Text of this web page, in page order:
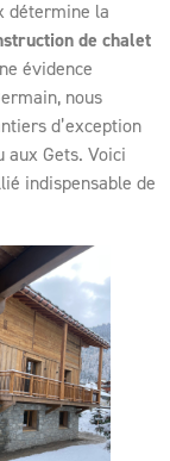
détermine la
de chalet
évidence
nous
d’exception
aux Gets. Voici
indispensable de